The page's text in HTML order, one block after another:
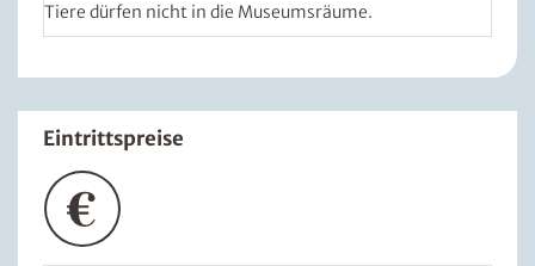
Tiere dürfen nicht in die Museumsräume.
Eintrittspreise